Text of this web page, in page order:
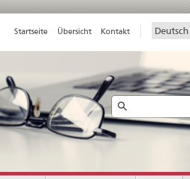
Deutsch
Startseite Übersicht Kontakt
Ricerca